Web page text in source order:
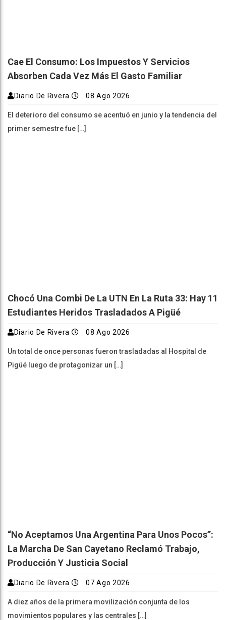
Cae El Consumo: Los Impuestos Y Servicios
Absorben Cada Vez Más El Gasto Familiar
Diario De Rivera 08 Ago 2026
El deterioro del consumo se acentuó en junio y la tendencia del
primer semestre fue […]
Chocó Una Combi De La UTN En La Ruta 33: Hay 11
Estudiantes Heridos Trasladados A Pigüé
Diario De Rivera 08 Ago 2026
Un total de once personas fueron trasladadas al Hospital de
Pigüé luego de protagonizar un […]
“No Aceptamos Una Argentina Para Unos Pocos”:
La Marcha De San Cayetano Reclamó Trabajo,
Producción Y Justicia Social
Diario De Rivera 07 Ago 2026
A diez años de la primera movilización conjunta de los
movimientos populares y las centrales […]